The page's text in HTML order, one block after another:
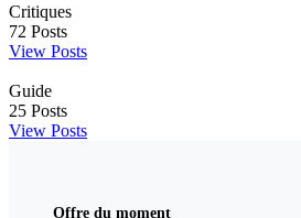
Critiques
72 Posts
View Posts
Guide
25 Posts
View Posts
Offre du moment